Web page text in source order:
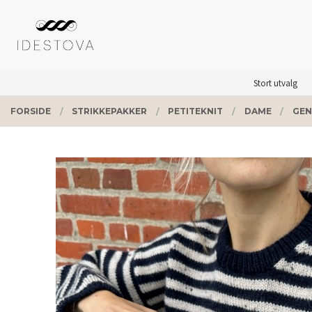
innholdet
Stort utvalg
PRODUKTER
FORSIDE STRIKKEPAKKER PETITEKNIT DAME